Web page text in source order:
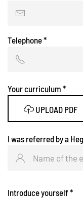
Telephone*
Your curriculum *
UPLOAD PDF
I was referred by a
Introduce yourself *